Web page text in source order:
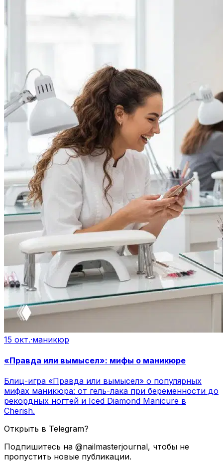
15 окт.·маникюр
«Правда или вымысел»: мифы о маникюре
Блиц-игра «Правда или вымысел» о популярных
мифах маникюра: от гель-лака при беременности до
рекордных ногтей и Iced Diamond Manicure в
Cherish.
Открыть в Telegram?
Подпишитесь на @nailmasterjournal, чтобы не
пропустить новые публикации.